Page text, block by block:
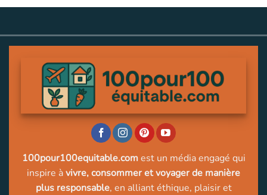
100pour100equitable.comest un média engagé qui
inspire àvivre, consommer et voyager de manière
plus responsable, en alliant éthique, plaisir et